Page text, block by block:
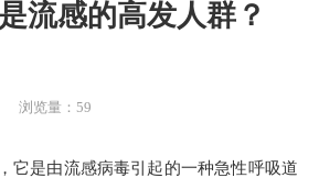
流感的高发人群？
浏览量： 59
它是由流感病毒引起的一种急性呼吸道